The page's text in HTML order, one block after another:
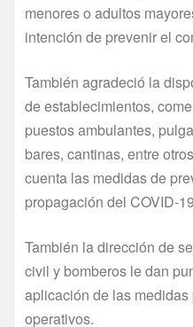
menores o adultos
intención de prevenir el
También agradeció la
de establecimientos,
puestos ambulantes,
bares, cantinas, entre
cuenta las medidas de
propagación del COVID-
También la dirección de
civil y bomberos le dan
aplicación de las
operativos.